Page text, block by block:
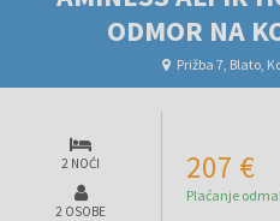
ODMOR NA
Prižba 7, Blato,
2 NOĆI
2 OSOBE
207 €
Plaćanje